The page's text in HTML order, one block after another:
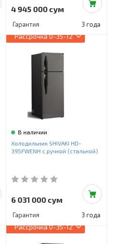
4 945 000 сум
Гарантия 3 года
Рассрочка0-35-12
В наличии
Холодильник SHIVAKI HD-
395FWENH c.ручкой (стальной)
6 031 000 сум
Гарантия 3 года
Рассрочка0-35-12